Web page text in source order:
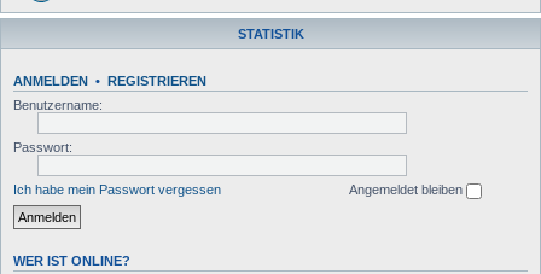
STATISTIK
ANMELDEN • REGISTRIEREN
Benutzername:
Passwort:
Ich habe mein Passwort vergessen Angemeldet bleiben
WER IST ONLINE?